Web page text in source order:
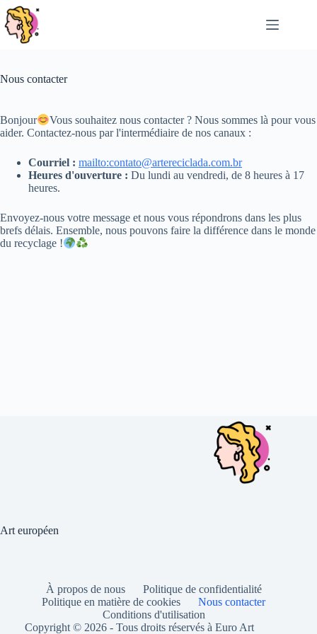
Passer
au
contenu
Nous contacter
Bonjour
Vous souhaitez nous contacter ? Nous sommes là pour vous
aider. Contactez-nous par l'intermédiaire de nos canaux :
Courriel : mailto:contato@artereciclada.com.br
Heures d'ouverture : Du lundi au vendredi, de 8 heures à 17
heures.
Envoyez-nous votre message et nous vous répondrons dans les plus
brefs délais. Ensemble, nous pouvons faire la différence dans le monde
du recyclage !
Art européen
À propos de nous
Politique de confidentialité
Politique en matière de cookies
Nous contacter
Conditions d'utilisation
Copyright © 2026 - Tous droits réservés à Euro Art